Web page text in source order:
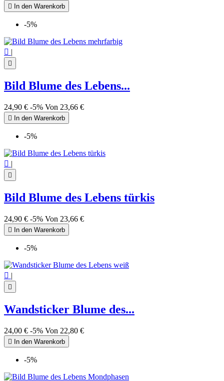
 In den Warenkorb
-5%
 |

Bild Blume des Lebens...
24,90 € -5% Von 23,66 €
 In den Warenkorb
-5%
 |

Bild Blume des Lebens türkis
24,90 € -5% Von 23,66 €
 In den Warenkorb
-5%
 |

Wandsticker Blume des...
24,00 € -5% Von 22,80 €
 In den Warenkorb
-5%